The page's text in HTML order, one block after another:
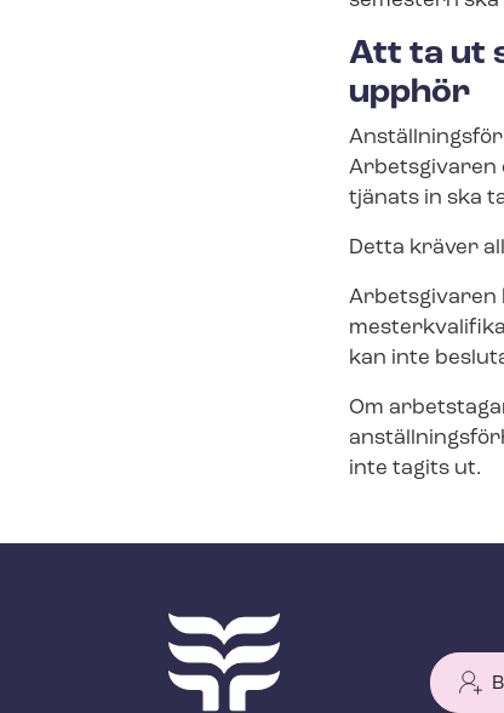
Att ta ut
upphör
Arbetsgivaren
tjänats in ska
Detta kräver
Arbetsgivaren
kan inte
Om
inte tagits ut.